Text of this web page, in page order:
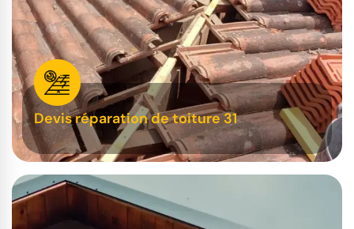
Devis réparation de toiture 31